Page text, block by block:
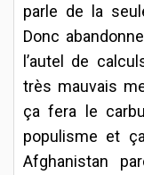
parle de la
Donc
l’autel de
très mauvais
ça fera le
populisme et
Afghanistan